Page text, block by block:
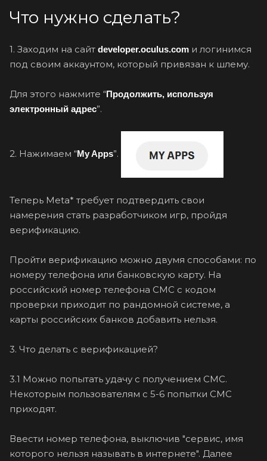
Что нужно сделать?
1. Заходим на сайт developer.oculus.com и логинимся
под своим аккаунтом, который привязан к шлему.
Для этого нажмите “Продолжить, используя
электронный адрес”.
2. Нажимаем “My Apps”.
Теперь Meta* требует подтвердить свои
намерения стать разработчиком игр, пройдя
верификацию.
Пройти верификацию можно двумя способами: по
номеру телефона или банковскую карту. На
российский номер телефона СМС с кодом
проверки приходит по рандомной системе, а
карты российских банков добавить нельзя.
3. Что делать с верификацией?
3.1 Можно попытать удачу с получением СМС.
Некоторым пользователям с 5-6 попытки СМС
приходят.
Ввести номер телефона, выключив "сервис, имя
которого нельзя называть в интернете". Далее